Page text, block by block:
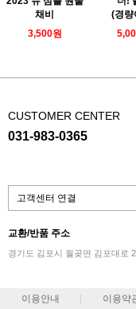
채비
3,500원
(경량
CUSTOMER CENTER
031-983-0365
고객센터 연결
교환/반품 주소
경기도 김포시 월곶면 김포대로
이용안내 이용약